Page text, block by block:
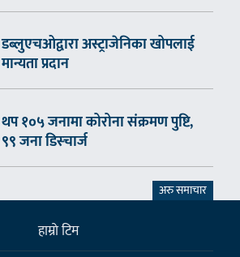
डब्लुएचओद्वारा अस्ट्राजेनिका खोपलाई
मान्यता प्रदान
थप १०५ जनामा कोरोना संक्रमण पुष्टि,
९९ जना डिस्चार्ज
अरु समाचार
हाम्राे टिम